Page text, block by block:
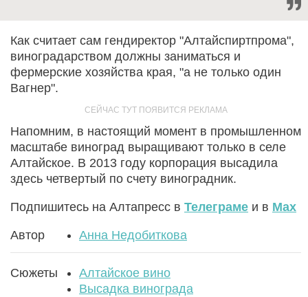
Как считает сам гендиректор "Алтайспиртпрома",
виноградарством должны заниматься и
фермерские хозяйства края, "а не только один
Вагнер".
Напомним, в настоящий момент в промышленном
масштабе виноград выращивают только в селе
Алтайское. В 2013 году корпорация высадила
здесь четвертый по счету виноградник.
Подпишитесь на Алтапресс в Телеграме и в Max
Автор Анна Недобиткова
Сюжеты
Алтайское вино
Высадка винограда